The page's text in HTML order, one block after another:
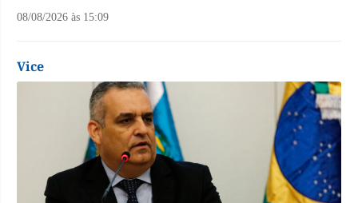
08/08/2026 às 15:09
Vice